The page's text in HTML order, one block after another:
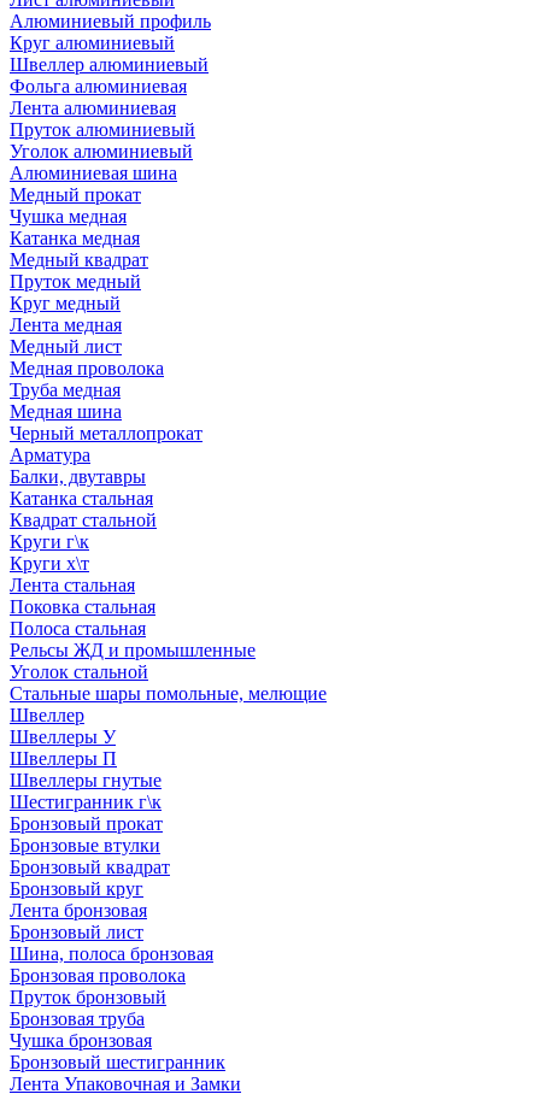
Алюминиевый профиль
Круг алюминиевый
Швеллер алюминиевый
Фольга алюминиевая
Лента алюминиевая
Пруток алюминиевый
Уголок алюминиевый
Алюминиевая шина
Медный прокат
Чушка медная
Катанка медная
Медный квадрат
Пруток медный
Круг медный
Лента медная
Медный лист
Медная проволока
Труба медная
Медная шина
Черный металлопрокат
Арматура
Балки, двутавры
Катанка стальная
Квадрат стальной
Круги г\к
Круги х\т
Лента стальная
Поковка стальная
Полоса стальная
Рельсы ЖД и промышленные
Уголок стальной
Стальные шары помольные, мелющие
Швеллер
Швеллеры У
Швеллеры П
Швеллеры гнутые
Шестигранник г\к
Бронзовый прокат
Бронзовые втулки
Бронзовый квадрат
Бронзовый круг
Лента бронзовая
Бронзовый лист
Шина, полоса бронзовая
Бронзовая проволока
Пруток бронзовый
Бронзовая труба
Чушка бронзовая
Бронзовый шестигранник
Лента Упаковочная и Замки